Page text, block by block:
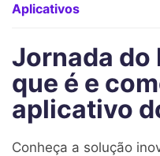
Aplicativos
Jornada do
que é e
aplicativo
Conheça a solução